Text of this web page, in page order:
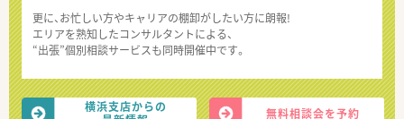
更に、お忙しい方やキャリアの棚卸がしたい方に朗報!
エリアを熟知したコンサルタントによる、
“出張”個別相談サービスも同時開催中です。
横浜支店からの
無料相談会を予約